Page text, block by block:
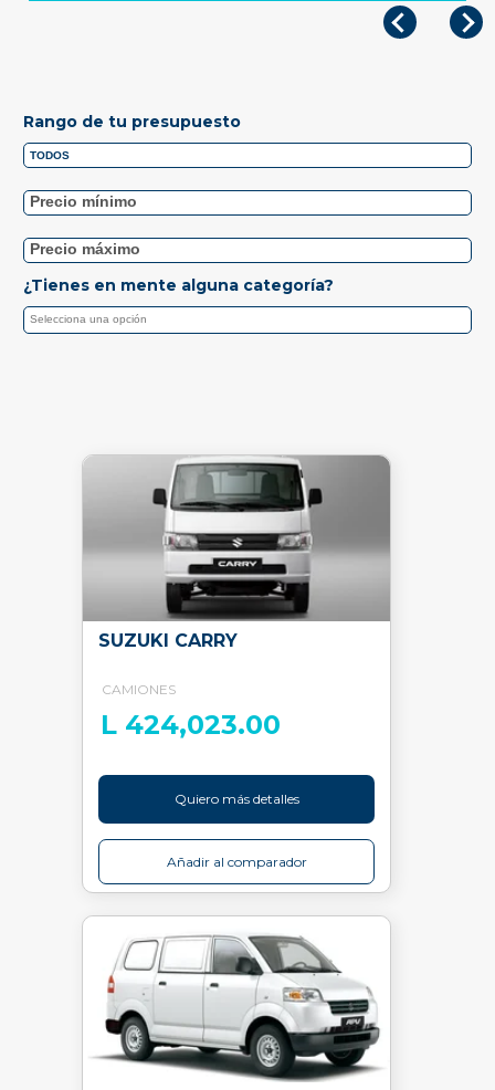
Rango de tu presupuesto
¿Tienes en mente alguna categoría?
SUZUKI CARRY
CAMIONES
L 424,023.00
Quiero más detalles
Añadir al comparador